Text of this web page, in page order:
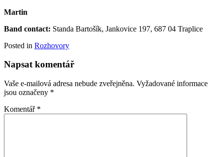
Martin
Band contact: Standa Bartošík, Jankovice 197, 687 04 Traplice
Posted in Rozhovory
Napsat komentář
Vaše e-mailová adresa nebude zveřejněna. Vyžadované informace
jsou označeny *
Komentář *